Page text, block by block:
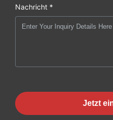
Nachricht *
Jetzt